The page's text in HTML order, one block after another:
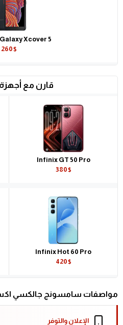
Xcover 5
260$
قارن مع
Infinix GT 50 Pro
380$
Infinix Hot 60 Pro
420$
مواصفات سامسونج جالكسي اكس
الإعلان والتوفر